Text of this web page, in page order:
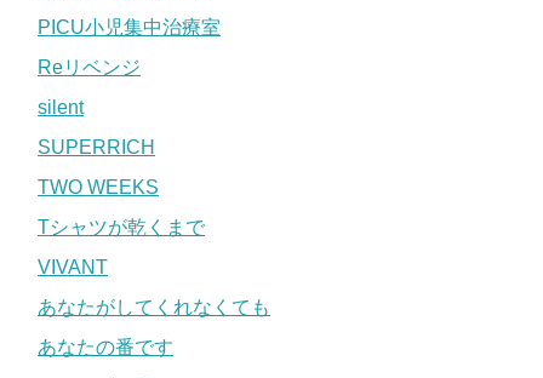
PICU小児集中治療室
Reリベンジ
silent
SUPERRICH
TWO WEEKS
Tシャツが乾くまで
VIVANT
あなたがしてくれなくても
あなたの番です